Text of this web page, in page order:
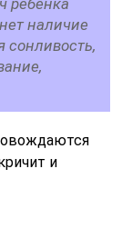
ребенка
наличие
и